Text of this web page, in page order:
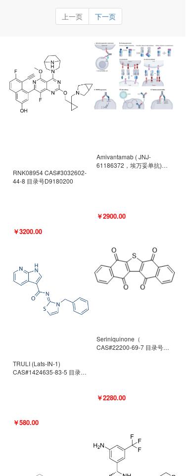
号为92339-11-2
上一页 下一页
RNK08954 CAS#3032602-
44-8 目录号D9180200
￥3200.00
TRULI (Lats-IN-1)
CAS#1424635-83-5 目录号
￥580.00
Amivantamab ( JNJ-
61186372，埃万妥单抗)
￥2900.00
Seriniquinone（
CAS#22200-69-7 目录号
￥2280.00